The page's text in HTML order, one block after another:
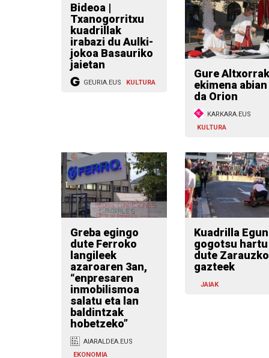
Bideoa |
Txanogorritxu
kuadrillak
irabazi du Aulki-
jokoa Basauriko
jaietan
GEURIA.EUS KULTURA
Gure Altxorrak
ekimena abian
da Orion
KARKARA.EUS
KULTURA
Greba egingo
dute Ferroko
langileek
azaroaren 3an,
“enpresaren
inmobilismoa
salatu eta lan
baldintzak
hobetzeko”
AIARALDEA.EUS
EKONOMIA
Kuadrilla
gogotsu hartu
dute Zarauzko
gazteek
JAIAK